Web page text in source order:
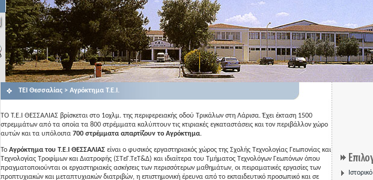
ΤΕΙ Θεσσαλίας > Αγρόκτημα Τ.Ε.Ι.
ΤΟ Τ.Ε.Ι ΘΕΣΣΑΛΙΑΣ βρίσκεται στο 1οχλμ. της περιφερειακής οδού Τρικάλων στη Λάρισα. Έχει έκταση 1500
στρεμμάτων από τα οποία τα 800 στρέμματα καλύπτουν τις κτιριακές εγκαταστάσεις και τον περιβάλλον χώρο
αυτών και τα υπόλοιπα 700 στρέμματα απαρτίζουν το Αγρόκτημα.
Το Αγρόκτημα του Τ.Ε.Ι ΘΕΣΣΑΛΙΑΣείναι ο φυσικός εργαστηριακός χώρος της Σχολής Τεχνολογίας Γεωπονίας και
Τεχνολογίας Τροφίμων και Διατροφής (ΣTεΓ.ΤεΤ&Δ) και ιδιαίτερα του Τμήματος Τεχνολόγων Γεωπόνων όπου
πραγματοποιούνται οι εργαστηριακές ασκήσεις των περισσότερων μαθημάτων, οι πειραματικές εργασίες των
προπτυχιακών και μεταπτυχιακών διατριβών, η επιστημονική έρευνα από το εκπαιδευτικό προσωπικό και σε
Ιστορικό